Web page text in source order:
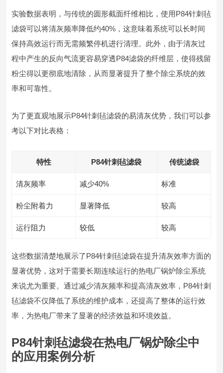
实验数据表明，与传统的圆形截面纤维相比，使用P84针刺毡
滤袋可以将清灰频率降低约40%，这意味着系统可以长时间
保持高效运行而无需频繁停机进行清理。此外，由于清灰过
程中产生的反向气流更容易穿透P84滤袋的纤维层，使得残留
粉尘得以更彻底地清除，从而显著提升了整个除尘系统的效
率和可靠性。
为了更直观地展示P84针刺毡滤袋的易清灰优势，我们可以参
考以下对比表格：
特性 P84针刺毡滤袋 传统滤袋
清灰频率 减少40% 标准
粉尘附着力 显著降低 较高
运行阻力 较低 较高
这些数据清楚地展示了P84针刺毡滤袋在提升清灰效率方面的
显著优势，这对于需要长期连续运行的热电厂锅炉除尘系统
来说尤为重要。通过减少清灰频率和提高清灰效率，P84针刺
毡滤袋不仅降低了系统的维护成本，还提高了整体的运行效
率，为热电厂带来了显著的经济效益和环境效益。
P84针刺毡滤袋在热电厂锅炉除尘中
的应用案例分析